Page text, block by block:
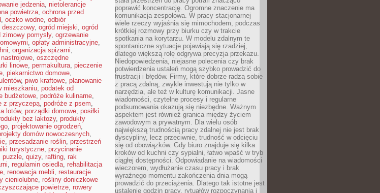
jedzenia, nietolerancje
powietrza, ochrona przed
, oczko wodne, odbiór
deszczowy, ogród miejski, ogród
zimowy pomysły, ogrzewanie
, opłaty administracyjne,
, organizacja spiżarni,
, oszczędne
linowe, permakultura, pieczenie
, piekarnictwo domowe,
, piwo kraftowe, planowanie
mieszkaniu, podatek od
budżetowe, podróże kulinarne,
z przyczepą, podróże z psem,
lotów, porządki domowe, posiłki
bez laktozy, produkty
, projektowanie ogrodzeń,
domów nowoczesnych,
, przesadzanie roślin, przestrzeń
turystyczne, przycinanie
puzzle, quizy, rafting, rak
, regulamin osiedla, rehabilitacja
, renowacja mebli, restauracje
cieniolubne, rośliny doniczkowe
powietrze, rowery
poprawić koncentrację. Ogromne znaczenie ma
komunikacja zespołowa. W pracy stacjonarnej
wiele rzeczy wyjaśnia się mimochodem, podczas
krótkiej rozmowy przy biurku czy w trakcie
spotkania na korytarzu. W modelu zdalnym te
spontaniczne sytuacje pojawiają się rzadziej,
dlatego większą rolę odgrywa precyzja przekazu.
Niedopowiedzenia, niejasne polecenia czy brak
potwierdzenia ustaleń mogą szybko prowadzić do
frustracji i błędów. Firmy, które dobrze radzą sobie
z pracą zdalną, zwykle inwestują nie tylko w
narzędzia, ale też w kulturę komunikacji. Jasne
wiadomości, czytelne procesy i regularne
podsumowania okazują się niezbędne. Ważnym
aspektem jest również granica między życiem
zawodowym a prywatnym. Dla wielu osób
największą trudnością pracy zdalnej nie jest brak
dyscypliny, lecz przeciwnie, trudność w odcięciu
się od obowiązków. Gdy biuro znajduje się kilka
kroków od kuchni czy sypialni, łatwo wpaść w tryb
ciągłej dostępności. Odpowiadanie na wiadomości
wieczorem, wydłużanie czasu pracy i brak
wyraźnego momentu zakończenia dnia mogą
prowadzić do przeciążenia. Dlatego tak istotne jest
ustalenie godzin pracy, rytuałów rozpoczynania i